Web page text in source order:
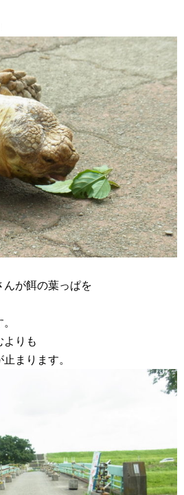
んが餌の葉っぱを
よりも
まります。